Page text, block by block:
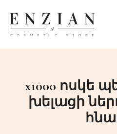
x1000 ոսկե
խելացի